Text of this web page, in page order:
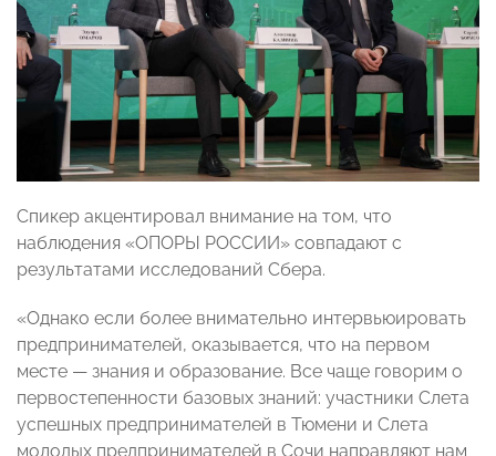
Спикер акцентировал внимание на том, что
наблюдения «ОПОРЫ РОССИИ» совпадают с
результатами исследований Сбера.
«Однако если более внимательно интервьюировать
предпринимателей, оказывается, что на первом
месте — знания и образование. Все чаще говорим о
первостепенности базовых знаний: участники Слета
успешных предпринимателей в Тюмени и Слета
молодых предпринимателей в Сочи направляют нам